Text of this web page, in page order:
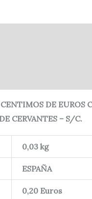
CENTIMOS DE EUROS
CERVANTES – S/C.
0,03 kg
ESPAÑA
0,20 Euros